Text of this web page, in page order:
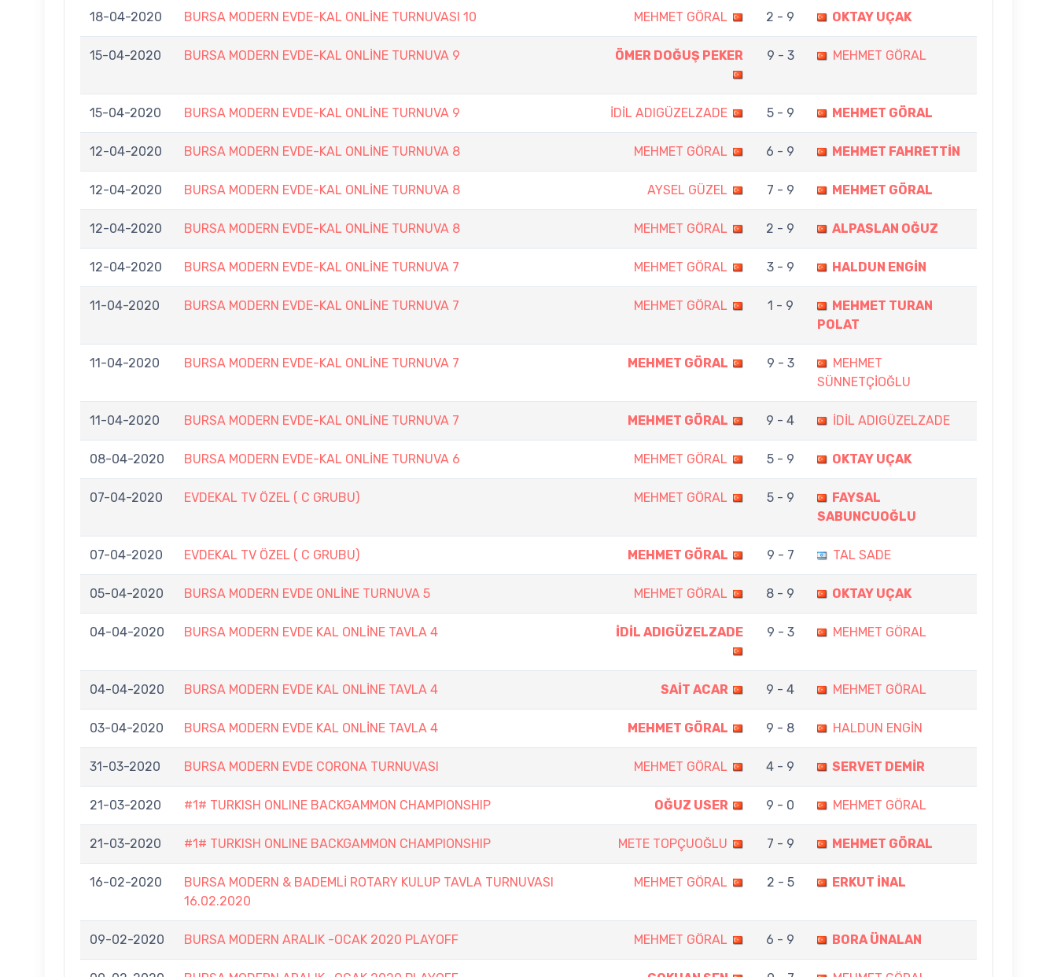
18-04-2020 BURSA MODERN EVDE-KAL ONLİNE TURNUVASI 10 MEHMET GÖRAL 2 - 9 OKTAY UÇAK
15-04-2020 BURSA MODERN EVDE-KAL ONLİNE TURNUVA 9 ÖMER DOĞUŞ PEKER 9 - 3 MEHMET GÖRAL
15-04-2020 BURSA MODERN EVDE-KAL ONLİNE TURNUVA 9 İDİL ADIGÜZELZADE 5 - 9 MEHMET GÖRAL
12-04-2020 BURSA MODERN EVDE-KAL ONLİNE TURNUVA 8 MEHMET GÖRAL 6 - 9 MEHMET FAHRETTİN
12-04-2020 BURSA MODERN EVDE-KAL ONLİNE TURNUVA 8 AYSEL GÜZEL 7 - 9 MEHMET GÖRAL
12-04-2020 BURSA MODERN EVDE-KAL ONLİNE TURNUVA 8 MEHMET GÖRAL 2 - 9 ALPASLAN OĞUZ
12-04-2020 BURSA MODERN EVDE-KAL ONLİNE TURNUVA 7 MEHMET GÖRAL 3 - 9 HALDUN ENGİN
11-04-2020 BURSA MODERN EVDE-KAL ONLİNE TURNUVA 7 MEHMET GÖRAL 1 - 9
MEHMET TURAN
POLAT
11-04-2020 BURSA MODERN EVDE-KAL ONLİNE TURNUVA 7 MEHMET GÖRAL 9 - 3
MEHMET
SÜNNETÇİOĞLU
11-04-2020 BURSA MODERN EVDE-KAL ONLİNE TURNUVA 7 MEHMET GÖRAL 9 - 4 İDİL ADIGÜZELZADE
08-04-2020 BURSA MODERN EVDE-KAL ONLİNE TURNUVA 6 MEHMET GÖRAL 5 - 9 OKTAY UÇAK
07-04-2020 EVDEKAL TV ÖZEL ( C GRUBU) MEHMET GÖRAL 5 - 9
FAYSAL
SABUNCUOĞLU
07-04-2020 EVDEKAL TV ÖZEL ( C GRUBU) MEHMET GÖRAL 9 - 7 TAL SADE
05-04-2020 BURSA MODERN EVDE ONLİNE TURNUVA 5 MEHMET GÖRAL 8 - 9 OKTAY UÇAK
04-04-2020 BURSA MODERN EVDE KAL ONLİNE TAVLA 4 İDİL ADIGÜZELZADE 9 - 3 MEHMET GÖRAL
04-04-2020 BURSA MODERN EVDE KAL ONLİNE TAVLA 4 SAİT ACAR 9 - 4 MEHMET GÖRAL
03-04-2020 BURSA MODERN EVDE KAL ONLİNE TAVLA 4 MEHMET GÖRAL 9 - 8 HALDUN ENGİN
31-03-2020 BURSA MODERN EVDE CORONA TURNUVASI MEHMET GÖRAL 4 - 9 SERVET DEMİR
21-03-2020 #1# TURKISH ONLINE BACKGAMMON CHAMPIONSHIP OĞUZ USER 9 - 0 MEHMET GÖRAL
21-03-2020 #1# TURKISH ONLINE BACKGAMMON CHAMPIONSHIP METE TOPÇUOĞLU 7 - 9 MEHMET GÖRAL
16-02-2020
BURSA MODERN & BADEMLİ ROTARY KULUP TAVLA TURNUVASI
16.02.2020
MEHMET GÖRAL 2 - 5 ERKUT İNAL
09-02-2020 BURSA MODERN ARALIK -OCAK 2020 PLAYOFF MEHMET GÖRAL 6 - 9 BORA ÜNALAN